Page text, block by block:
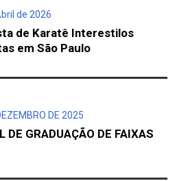
de Karatê Interestilos
em São Paulo
DE GRADUAÇÃO DE FAIXAS